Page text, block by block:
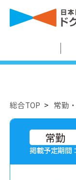
総合TOP 常勤
常勤
掲載予定期